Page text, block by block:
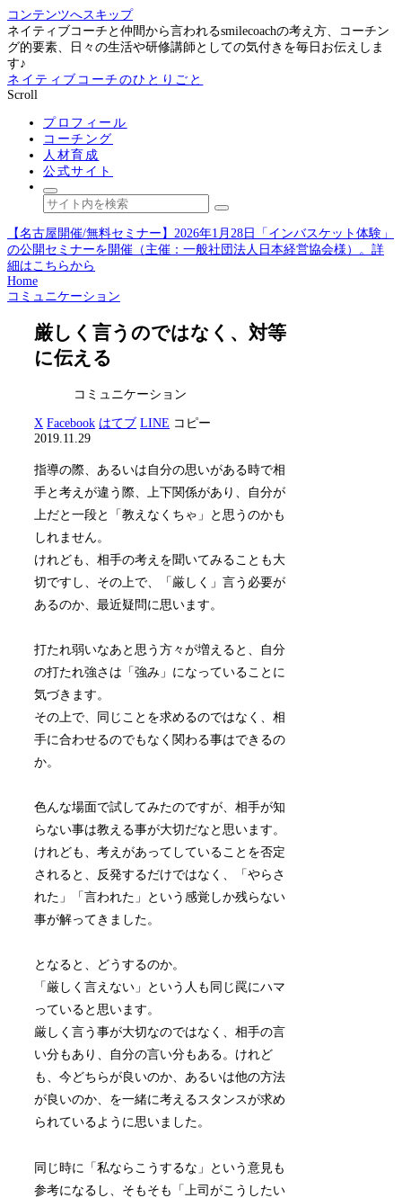
コンテンツへスキップ
ネイティブコーチと仲間から言われるsmilecoachの考え方、コーチン
グ的要素、日々の生活や研修講師としての気付きを毎日お伝えしま
す♪
ネイティブコーチのひとりごと
Scroll
プロフィール
コーチング
人材育成
公式サイト
【名古屋開催/無料セミナー】2026年1月28日「インバスケット体験」
の公開セミナーを開催（主催：一般社団法人日本経営協会様）。詳
細はこちらから
Home
コミュニケーション
厳しく言うのではなく、対等
に伝える
コミュニケーション
X Facebook はてブ LINE コピー
2019.11.29
指導の際、あるいは自分の思いがある時で相
手と考えが違う際、上下関係があり、自分が
上だと一段と「教えなくちゃ」と思うのかも
しれません。
けれども、相手の考えを聞いてみることも大
切ですし、その上で、「厳しく」言う必要が
あるのか、最近疑問に思います。
打たれ弱いなあと思う方々が増えると、自分
の打たれ強さは「強み」になっていることに
気づきます。
その上で、同じことを求めるのではなく、相
手に合わせるのでもなく関わる事はできるの
か。
色んな場面で試してみたのですが、相手が知
らない事は教える事が大切だなと思います。
けれども、考えがあってしていることを否定
されると、反発するだけではなく、「やらさ
れた」「言われた」という感覚しか残らない
事が解ってきました。
となると、どうするのか。
「厳しく言えない」という人も同じ罠にハマ
っていると思います。
厳しく言う事が大切なのではなく、相手の言
い分もあり、自分の言い分もある。けれど
も、今どちらが良いのか、あるいは他の方法
が良いのか、を一緒に考えるスタンスが求め
られているように思いました。
同じ時に「私ならこうするな」という意見も
参考になるし、そもそも「上司がこうしたい